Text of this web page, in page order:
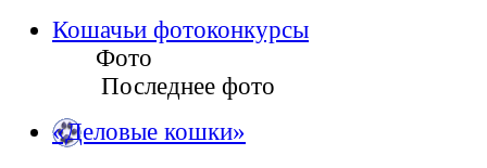
Кошачьи фотоконкурсы
Фото
Последнее фото
«Деловые кошки»